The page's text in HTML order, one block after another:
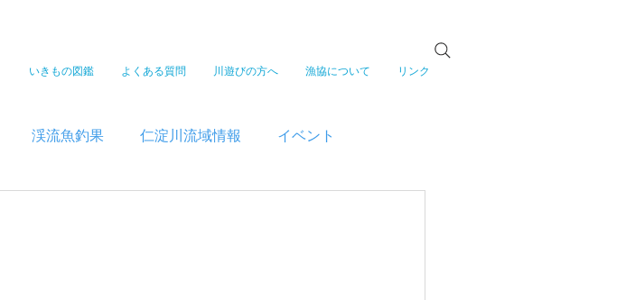
いきもの図鑑 よくある質問 川遊びの方へ 漁協について リンク
渓流魚釣果 仁淀川流域情報 イベント